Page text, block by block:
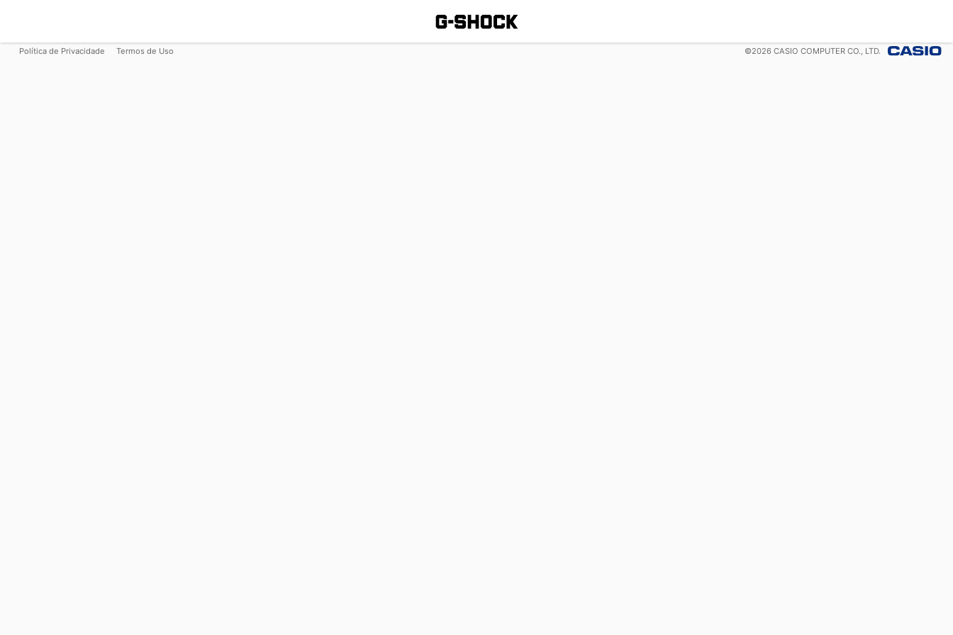
Política de Privacidade Termos de Uso ©2026 CASIO COMPUTER CO., LTD.